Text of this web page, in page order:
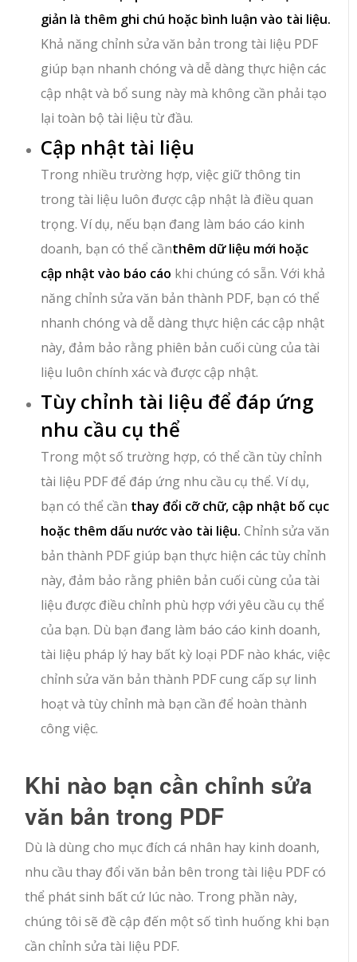
giản là thêm ghi chú hoặc bình luận vào tài liệu.
Khả năng chỉnh sửa văn bản trong tài liệu PDF
giúp bạn nhanh chóng và dễ dàng thực hiện các
cập nhật và bổ sung này mà không cần phải tạo
lại toàn bộ tài liệu từ đầu.
Cập nhật tài liệu
Trong nhiều trường hợp, việc giữ thông tin
trong tài liệu luôn được cập nhật là điều quan
trọng. Ví dụ, nếu bạn đang làm báo cáo kinh
doanh, bạn có thể cầnthêm dữ liệu mới hoặc
cập nhật vào báo cáo khi chúng có sẵn. Với khả
năng chỉnh sửa văn bản thành PDF, bạn có thể
nhanh chóng và dễ dàng thực hiện các cập nhật
này, đảm bảo rằng phiên bản cuối cùng của tài
liệu luôn chính xác và được cập nhật.
Tùy chỉnh tài liệu để đáp ứng
nhu cầu cụ thể
Trong một số trường hợp, có thể cần tùy chỉnh
tài liệu PDF để đáp ứng nhu cầu cụ thể. Ví dụ,
bạn có thể cần thay đổi cỡ chữ, cập nhật bố cục
hoặc thêm dấu nước vào tài liệu. Chỉnh sửa văn
bản thành PDF giúp bạn thực hiện các tùy chỉnh
này, đảm bảo rằng phiên bản cuối cùng của tài
liệu được điều chỉnh phù hợp với yêu cầu cụ thể
của bạn. Dù bạn đang làm báo cáo kinh doanh,
tài liệu pháp lý hay bất kỳ loại PDF nào khác, việc
chỉnh sửa văn bản thành PDF cung cấp sự linh
hoạt và tùy chỉnh mà bạn cần để hoàn thành
công việc.
Khi nào bạn cần chỉnh sửa
văn bản trong PDF
Dù là dùng cho mục đích cá nhân hay kinh doanh,
nhu cầu thay đổi văn bản bên trong tài liệu PDF có
thể phát sinh bất cứ lúc nào. Trong phần này,
chúng tôi sẽ đề cập đến một số tình huống khi bạn
cần chỉnh sửa tài liệu PDF.